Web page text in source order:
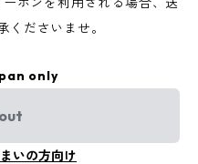
くださいませ。
only
いの方向け